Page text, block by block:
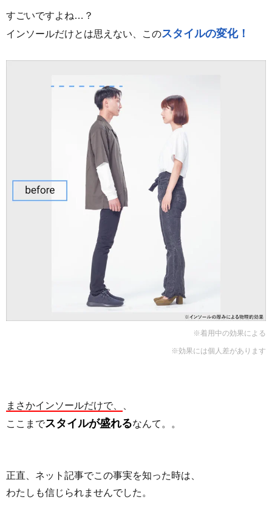
すごいですよね…？
インソールだけとは思えない、このスタイルの変化！
※着用中の効果による
※効果には個人差があります
まさかインソールだけで、
ここまでスタイルが盛れるなんて。。
正直、ネット記事でこの事実を知った時は、
わたしも信じられませんでした。